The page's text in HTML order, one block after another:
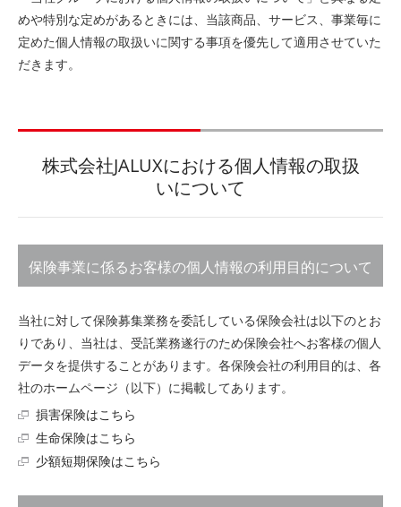
めや特別な定めがあるときには、当該商品、サービス、事業毎に
定めた個人情報の取扱いに関する事項を優先して適用させていた
だきます。
株式会社JALUXにおける個人情報の取扱
いについて
保険事業に係るお客様の個人情報の利用目的について
当社に対して保険募集業務を委託している保険会社は以下のとお
りであり、当社は、受託業務遂行のため保険会社へお客様の個人
データを提供することがあります。各保険会社の利用目的は、各
社のホームページ（以下）に掲載してあります。
損害保険はこちら
生命保険はこちら
少額短期保険はこちら